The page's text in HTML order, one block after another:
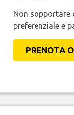
Non sopportare
preferenziale e
PRENOTA